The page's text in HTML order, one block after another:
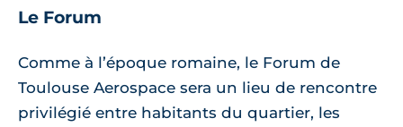
Le Forum
Comme à l’époque romaine, le Forum de
Toulouse Aerospace sera un lieu de rencontre
privilégié entre habitants du quartier, les